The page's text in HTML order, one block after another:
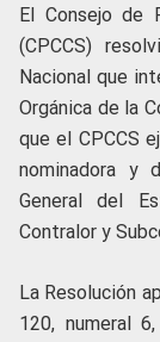
El Consejo de
(CPCCS)
Nacional que
Orgánica de la
que el CPCCS
nominadora y
General del
Contralor y
La Resolución
120, numeral